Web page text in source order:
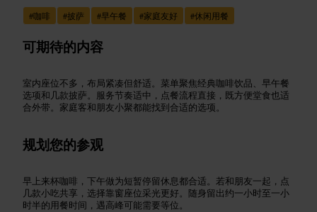
#咖啡 #披萨 #早午餐 #家庭友好 #休闲用餐
可期待的内容
室内座位不多，布局紧凑但舒适。菜单聚焦经典咖啡饮品、早午餐
选项和几款披萨。服务节奏适中，点餐流程直接，既方便堂食也适
合外带。家庭客和朋友小聚都能找到合适的选项。
规划您的参观
早上来杯咖啡，下午做为短暂停留休息都合适。若和朋友一起，点
几款小吃共享，选择靠窗座位采光更好。随身留出约一小时至一小
时半的用餐时间，遇高峰可能需要等位。